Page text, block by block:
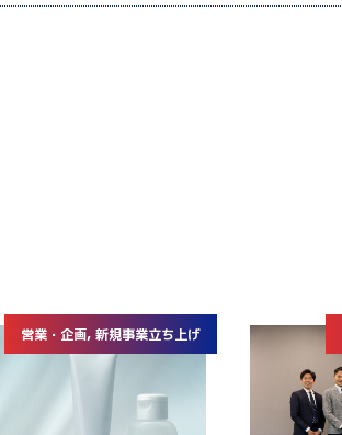
営業・企画, 新規事業立ち上げ